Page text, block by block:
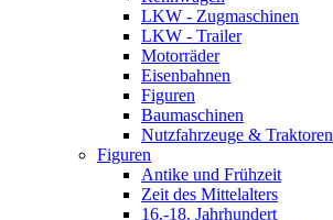
LKW - Zugmaschinen
LKW - Trailer
Motorräder
Eisenbahnen
Figuren
Baumaschinen
Nutzfahrzeuge & Traktoren
Figuren
Antike und Frühzeit
Zeit des Mittelalters
16.-18. Jahrhundert